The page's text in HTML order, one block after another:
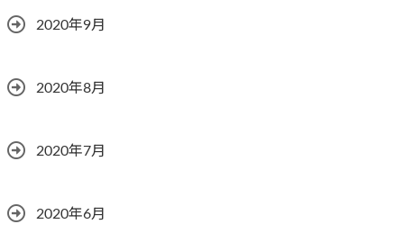
2020年9月
2020年8月
2020年7月
2020年6月